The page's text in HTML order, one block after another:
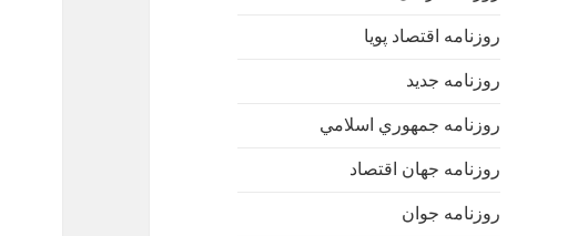
روزنامه اقتصاد پویا
روزنامه جدید
روزنامه جمهوري اسلامي
روزنامه جهان اقتصاد
روزنامه جوان